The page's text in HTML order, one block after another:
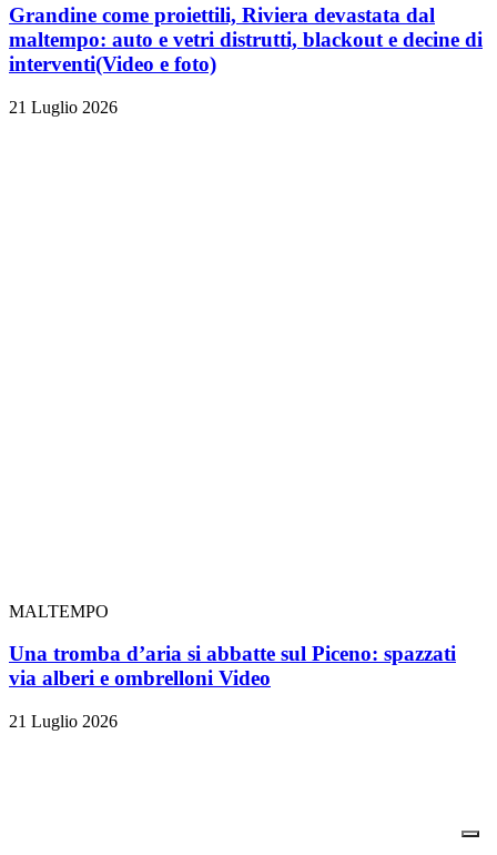
Grandine come proiettili, Riviera devastata dal
maltempo: auto e vetri distrutti, blackout e decine di
interventi(Video e foto)
21 Luglio 2026
MALTEMPO
Una tromba d’aria si abbatte sul Piceno: spazzati
via alberi e ombrelloni Video
21 Luglio 2026